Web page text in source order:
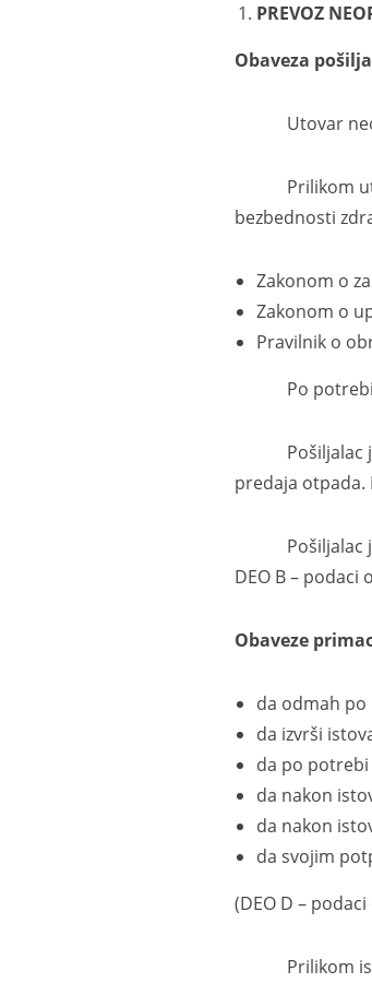
PREVOZ
Obaveza
Utovar
Prilikom
bezbednosti
Zakonom o
Zakonom o
Pravilnik o
Po potrebi,
Pošiljalac je u
predaja otpada.
Pošiljalac je
DEO B –
Obaveze
da odmah po
da izvrši
da po potrebi
da nakon
da nakon
da svojim
(DEO D –
Prilikom